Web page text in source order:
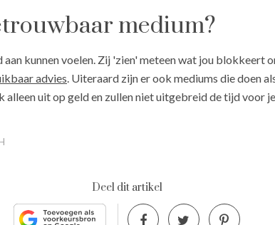
medium?
aan kunnen voelen. Zij 'zien' meteen wat jou blokkeert
advies. Uiteraard zijn er ook mediums die doen
uit op geld en zullen niet uitgebreid de tijd voor
Deel dit artikel